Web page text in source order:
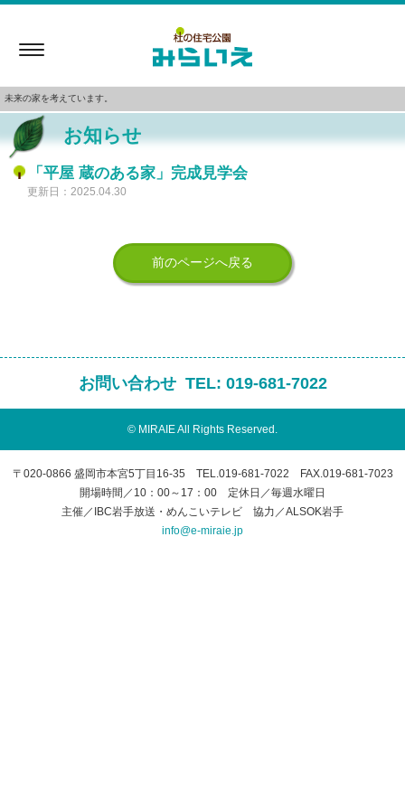
Toggle
未来の家を考えています。
お知らせ
「平屋 蔵のある家」完成見学会
更新日：2025.04.30
前のページへ戻る
お問い合わせ TEL: 019-681-7022
© MIRAIE All Rights Reserved.
〒020-0866 盛岡市本宮5丁目16-35 TEL.019-681-7022 FAX.019-681-7023
開場時間／10：00～17：00 定休日／毎週水曜日
主催／IBC岩手放送・めんこいテレビ 協力／ALSOK岩手
info@e-miraie.jp